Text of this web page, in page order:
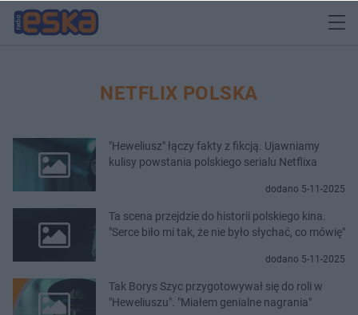
NETFLIX POLSKA
"Heweliusz" łączy fakty z fikcją. Ujawniamy
kulisy powstania polskiego serialu Netflixa
dodano 5-11-2025
Ta scena przejdzie do historii polskiego kina.
"Serce biło mi tak, że nie było słychać, co mówię"
dodano 5-11-2025
Tak Borys Szyc przygotowywał się do roli w
"Heweliuszu". "Miałem genialne nagrania"